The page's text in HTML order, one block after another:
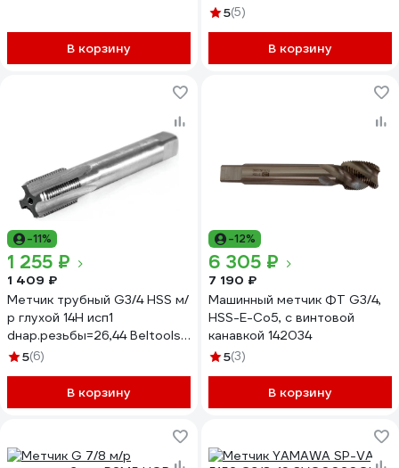
В корзину
5(5)
В корзину
-11%
1 255 ₽
1 409 ₽
Метчик трубный G3/4 НSS м/
р глухой 14Н исп1
dнар.резьбы=26,44 Beltools
ri.119.281
5(6)
В корзину
-12%
6 305 ₽
7 190 ₽
Машинный метчик ФТ G3/4,
HSS-E-Со5, с винтовой
канавкой 142034
5(3)
В корзину